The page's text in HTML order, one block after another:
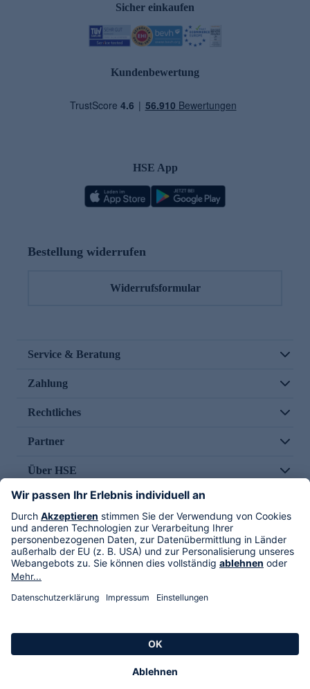
Sicher einkaufen
Kundenbewertung
HSE App
Bestellung widerrufen
Widerrufsformular
Service & Beratung
Zahlung
Rechtliches
Partner
Über HSE
Im TV
HSE International